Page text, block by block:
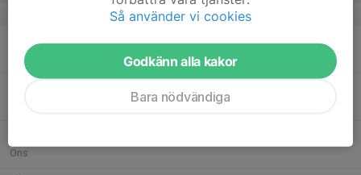
v.34
Mån
Ons
Så använder vi cookies
Godkänn alla kakor
Bara nödvändiga